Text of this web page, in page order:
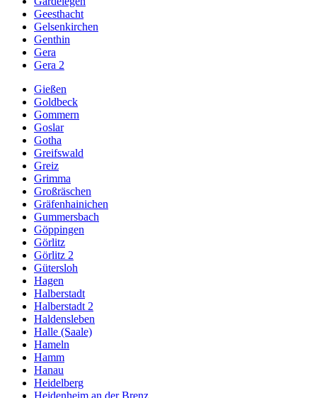
Geesthacht
Gelsenkirchen
Genthin
Gera
Gera 2
Gießen
Goldbeck
Gommern
Goslar
Gotha
Greifswald
Greiz
Grimma
Großräschen
Gräfenhainichen
Gummersbach
Göppingen
Görlitz
Görlitz 2
Gütersloh
Hagen
Halberstadt
Halberstadt 2
Haldensleben
Halle (Saale)
Hameln
Hamm
Hanau
Heidelberg